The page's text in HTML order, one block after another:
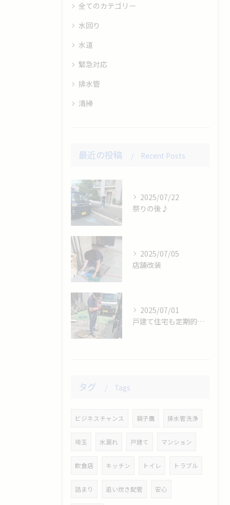
全てのカテゴリー
水回り
水道
緊急対応
排水管
清掃
最近の投稿 Recent Posts
2025/07/22
祭りの後♪
2025/07/05
店舗改装
2025/07/01
戸建て住宅も定期的に排水管清掃をしましょう。
タグ Tags
ビジネスチャンス 親子鷹 排水管洗浄
埼玉 水漏れ 戸建て マンション
飲食店 キッチン トイレ トラブル
詰まり 追い炊き配管 安心